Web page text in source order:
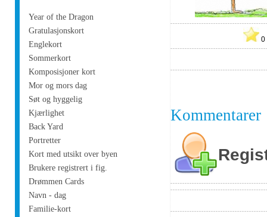
Year of the Dragon
Gratulasjonskort
Englekort
Sommerkort
Komposisjoner kort
Mor og mors dag
Søt og hyggelig
Kjærlighet
Back Yard
Portretter
Kort med utsikt over byen
Brukere registrert i fig.
Drømmen Cards
Navn - dag
Familie-kort
Kommentarer